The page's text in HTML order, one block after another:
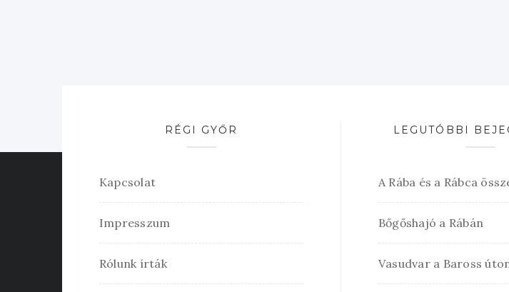
RÉGI GYŐR
Kapcsolat
Impresszum
Rólunk írták
LEGUTÓBBI
A Rába és a Rábca
Bőgőshajó a Rábán
Vasudvar a Baross